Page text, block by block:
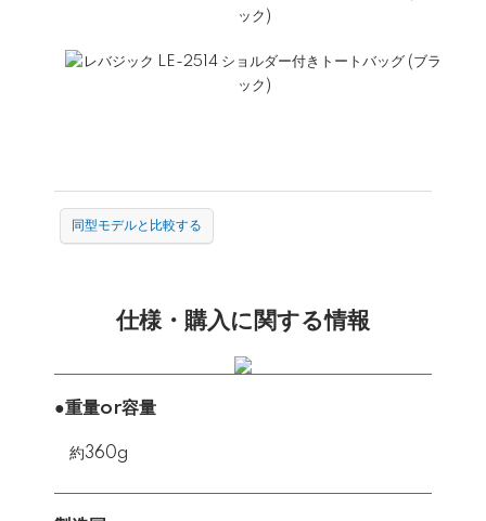
同型モデルと比較する
仕様・購入に関する情報
●重量or容量
約360g